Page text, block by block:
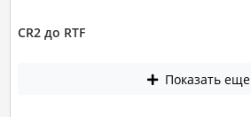
CR2 до RTF
Показать еще